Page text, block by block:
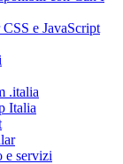
e JavaScript
.italia
Italia
e servizi